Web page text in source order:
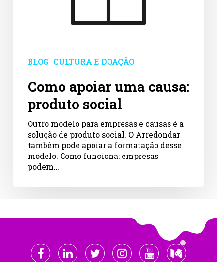
BLOG CULTURA E DOAÇÃO
Como apoiar uma causa:
produto social
Outro modelo para empresas e causas é a
solução de produto social. O Arredondar
também pode apoiar a formatação desse
modelo. Como funciona: empresas
podem…